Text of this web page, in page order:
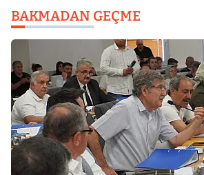
BAKMADAN GEÇME